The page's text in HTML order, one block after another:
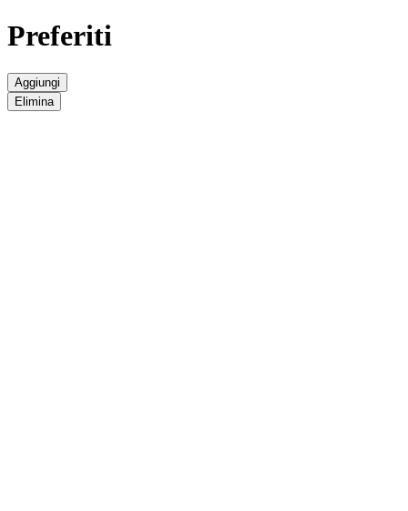
Preferiti